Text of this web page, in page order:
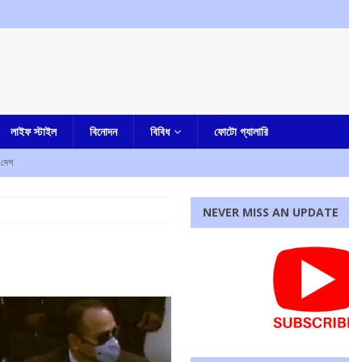
লাইফ স্টাইল বিনোদন বিবিধ ফোটো গ্যালারি
ধৃত তিন
এক নজরে
উত্তেজনা ডোমজুর এলাকায়.. বাংলা
NEVER MISS AN UPDATE